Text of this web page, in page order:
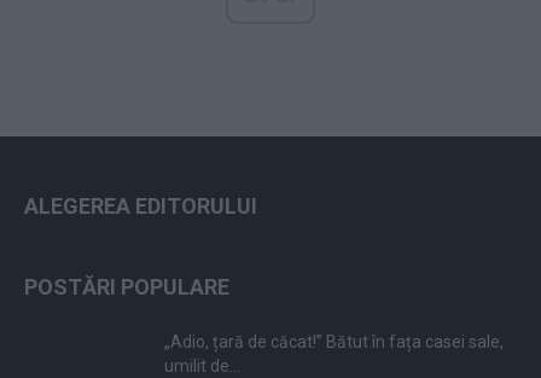
ALEGEREA EDITORULUI
POSTĂRI POPULARE
„Adio, țară de căcat!” Bătut în fața casei sale,
umilit de...